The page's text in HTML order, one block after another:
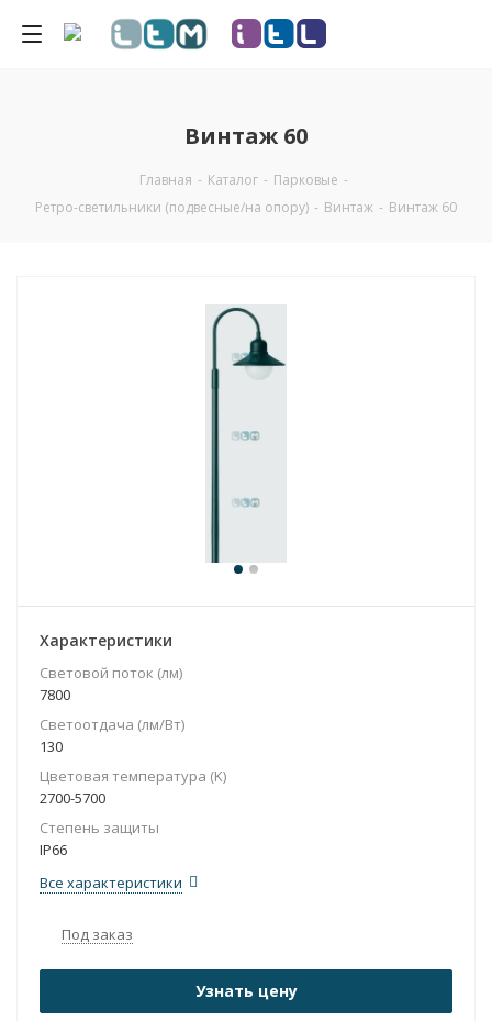
Винтаж 60
Главная - Каталог - Парковые -
Ретро-светильники (подвесные/на опору) - Винтаж - Винтаж 60
Характеристики
Световой поток (лм)
7800
Светоотдача (лм/Вт)
130
Цветовая температура (K)
2700-5700
Степень защиты
IP66
Все характеристики
Под заказ
Узнать цену